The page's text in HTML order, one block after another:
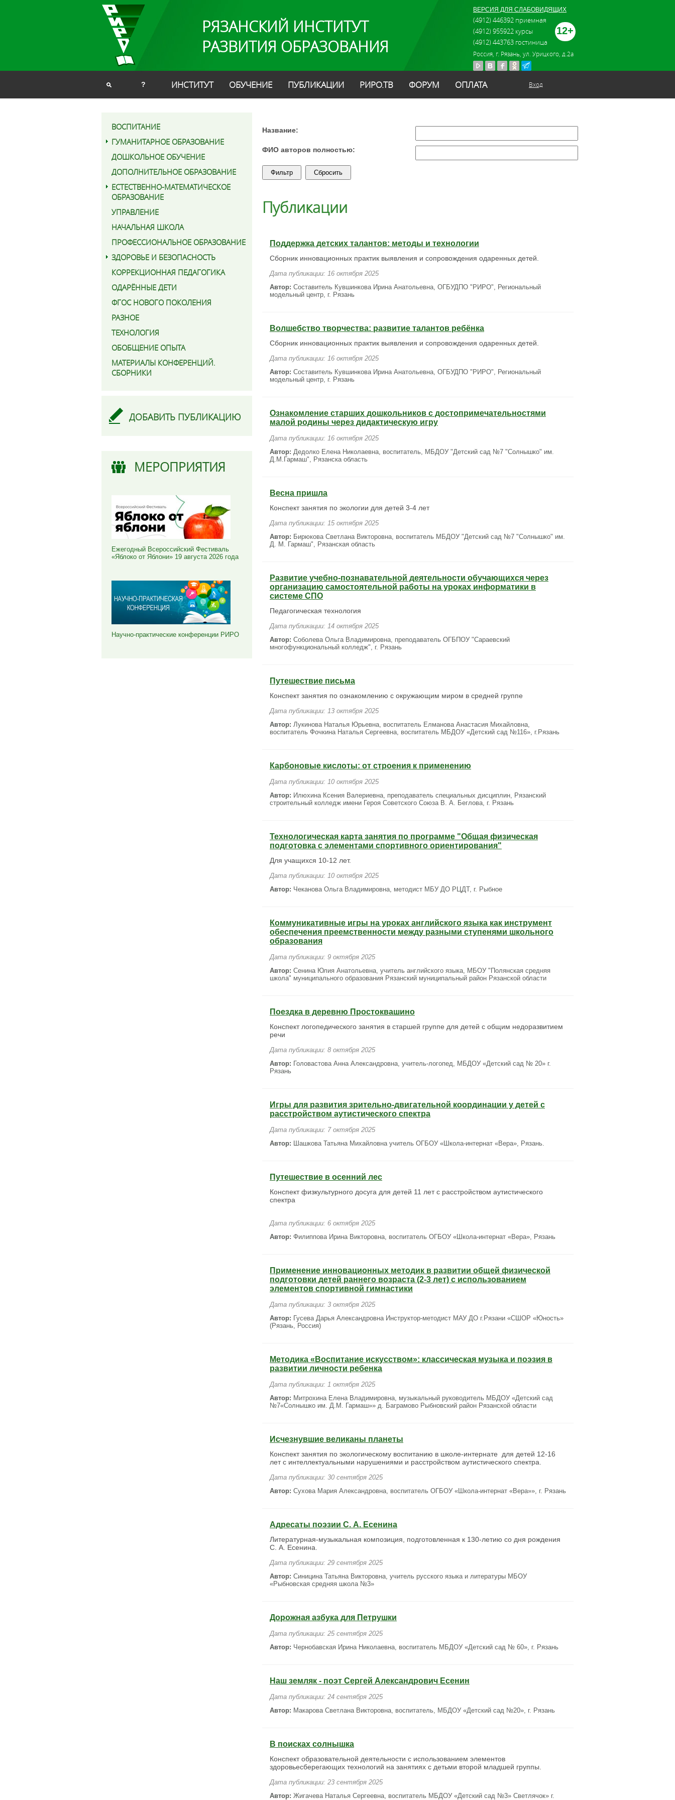
РЯЗАНСКИЙ ИНСТИТУТ
РАЗВИТИЯ ОБРАЗОВАНИЯ
12+
ВЕРСИЯ ДЛЯ СЛАБОВИДЯЩИХ
(4912) 446392 приемная
(4912) 955922 курсы
(4912) 443763 гостиница
Россия, г. Рязань, ул. Урицкого, д.2а
? ИНСТИТУТ ОБУЧЕНИЕ ПУБЛИКАЦИИ РИРО.ТВ ФОРУМ ОПЛАТА Вход
ВОСПИТАНИЕ
ГУМАНИТАРНОЕ ОБРАЗОВАНИЕ
ДОШКОЛЬНОЕ ОБУЧЕНИЕ
ДОПОЛНИТЕЛЬНОЕ ОБРАЗОВАНИЕ
ЕСТЕСТВЕННО-МАТЕМАТИЧЕСКОЕ
ОБРАЗОВАНИЕ
УПРАВЛЕНИЕ
НАЧАЛЬНАЯ ШКОЛА
ПРОФЕССИОНАЛЬНОЕ ОБРАЗОВАНИЕ
ЗДОРОВЬЕ И БЕЗОПАСНОСТЬ
КОРРЕКЦИОННАЯ ПЕДАГОГИКА
ОДАРЁННЫЕ ДЕТИ
ФГОС НОВОГО ПОКОЛЕНИЯ
РАЗНОЕ
ТЕХНОЛОГИЯ
ОБОБЩЕНИЕ ОПЫТА
МАТЕРИАЛЫ КОНФЕРЕНЦИЙ.
СБОРНИКИ
ДОБАВИТЬ ПУБЛИКАЦИЮ
МЕРОПРИЯТИЯ
Ежегодный Всероссийский Фестиваль
«Яблоко от Яблони» 19 августа 2026 года
Научно-практические конференции РИРО
Название:
ФИО авторов полностью:
Публикации
Поддержка детских талантов: методы и технологии
Сборник инновационных практик выявления и сопровождения одаренных детей.
Дата публикации: 16 октября 2025
Автор: Составитель Кувшинкова Ирина Анатольевна, ОГБУДПО "РИРО", Региональный
модельный центр, г. Рязань
Волшебство творчества: развитие талантов ребёнка
Сборник инновационных практик выявления и сопровождения одаренных детей.
Дата публикации: 16 октября 2025
Автор: Составитель Кувшинкова Ирина Анатольевна, ОГБУДПО "РИРО", Региональный
модельный центр, г. Рязань
Ознакомление старших дошкольников с достопримечательностями
малой родины через дидактическую игру
Дата публикации: 16 октября 2025
Автор: Дедолко Елена Николаевна, воспитатель, МБДОУ "Детский сад №7 "Солнышко" им.
Д.М.Гармаш", Рязанска область
Весна пришла
Конспект занятия по экологии для детей 3-4 лет
Дата публикации: 15 октября 2025
Автор: Бирюкова Светлана Викторовна, воспитатель МБДОУ "Детский сад №7 "Солнышко" им.
Д. М. Гармаш", Рязанская область
Развитие учебно-познавательной деятельности обучающихся через
организацию самостоятельной работы на уроках информатики в
системе СПО
Педагогическая технология
Дата публикации: 14 октября 2025
Автор: Соболева Ольга Владимировна, преподаватель ОГБПОУ "Сараевский
многофункциональный колледж", г. Рязань
Путешествие письма
Конспект занятия по ознакомлению с окружающим миром в средней группе
Дата публикации: 13 октября 2025
Автор: Лукинова Наталья Юрьевна, воспитатель Елманова Анастасия Михайловна,
воспитатель Фочкина Наталья Сергеевна, воспитатель МБДОУ «Детский сад №116», г.Рязань
Карбоновые кислоты: от строения к применению
Дата публикации: 10 октября 2025
Автор: Илюхина Ксения Валериевна, преподаватель специальных дисциплин, Рязанский
строительный колледж имени Героя Советского Союза В. А. Беглова, г. Рязань
Технологическая карта занятия по программе "Общая физическая
подготовка с элементами спортивного ориентирования"
Для учащихся 10-12 лет.
Дата публикации: 10 октября 2025
Автор: Чеканова Ольга Владимировна, методист МБУ ДО РЦДТ, г. Рыбное
Коммуникативные игры на уроках английского языка как инструмент
обеспечения преемственности между разными ступенями школьного
образования
Дата публикации: 9 октября 2025
Автор: Сенина Юлия Анатольевна, учитель английского языка, МБОУ "Полянская средняя
школа" муниципального образования Рязанский муниципальный район Рязанской области
Поездка в деревню Простоквашино
Конспект логопедического занятия в старшей группе для детей с общим недоразвитием
речи
Дата публикации: 8 октября 2025
Автор: Головастова Анна Александровна, учитель-логопед, МБДОУ «Детский сад № 20» г.
Рязань
Игры для развития зрительно-двигательной координации у детей с
расстройством аутистического спектра
Дата публикации: 7 октября 2025
Автор: Шашкова Татьяна Михайловна учитель ОГБОУ «Школа-интернат «Вера», Рязань.
Путешествие в осенний лес
Конспект физкультурного досуга для детей 11 лет с расстройством аутистического
спектра
Дата публикации: 6 октября 2025
Автор: Филиппова Ирина Викторовна, воспитатель ОГБОУ «Школа-интернат «Вера», Рязань
Применение инновационных методик в развитии общей физической
подготовки детей раннего возраста (2-3 лет) с использованием
элементов спортивной гимнастики
Дата публикации: 3 октября 2025
Автор: Гусева Дарья Александровна Инструктор-методист МАУ ДО г.Рязани «СШОР «Юность»
(Рязань, Россия)
Методика «Воспитание искусством»: классическая музыка и поэзия в
развитии личности ребенка
Дата публикации: 1 октября 2025
Автор: Митрохина Елена Владимировна, музыкальный руководитель МБДОУ «Детский сад
№7«Солнышко им. Д.М. Гармаш»» д. Баграмово Рыбновский район Рязанской области
Исчезнувшие великаны планеты
Конспект занятия по экологическому воспитанию в школе-интернате для детей 12-16
лет с интеллектуальными нарушениями и расстройством аутистического спектра.
Дата публикации: 30 сентября 2025
Автор: Сухова Мария Александровна, воспитатель ОГБОУ «Школа-интернат «Вера»», г. Рязань
Адресаты поэзии С. А. Есенина
Литературная-музыкальная композиция, подготовленная к 130-летию со дня рождения
С. А. Есенина.
Дата публикации: 29 сентября 2025
Автор: Синицина Татьяна Викторовна, учитель русского языка и литературы МБОУ
«Рыбновская средняя школа №3»
Дорожная азбука для Петрушки
Дата публикации: 25 сентября 2025
Автор: Чернобавская Ирина Николаевна, воспитатель МБДОУ «Детский сад № 60», г. Рязань
Наш земляк - поэт Сергей Александрович Есенин
Дата публикации: 24 сентября 2025
Автор: Макарова Светлана Викторовна, воспитатель, МБДОУ «Детский сад №20», г. Рязань
В поисках солнышка
Конспект образовательной деятельности с использованием элементов
здоровьесберегающих технологий на занятиях с детьми второй младшей группы.
Дата публикации: 23 сентября 2025
Автор: Жигачева Наталья Сергеевна, воспитатель МБДОУ «Детский сад №3» Светлячок» г.